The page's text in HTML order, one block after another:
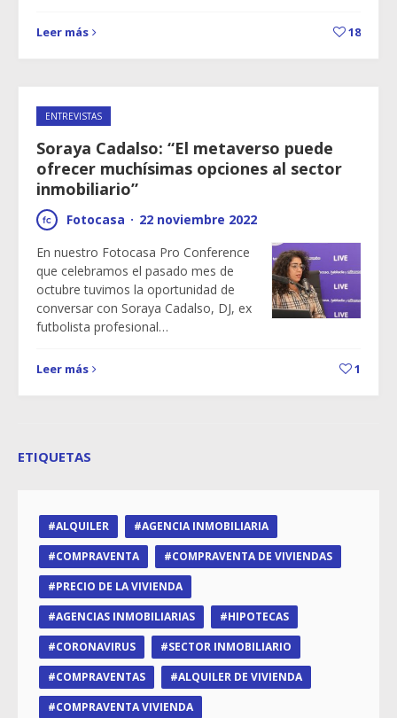
Leer más 18
ENTREVISTAS
Soraya Cadalso: “El metaverso puede
ofrecer muchísimas opciones al sector
inmobiliario”
Fotocasa · 22 noviembre 2022
En nuestro Fotocasa Pro Conference
que celebramos el pasado mes de
octubre tuvimos la oportunidad de
conversar con Soraya Cadalso, DJ, ex
futbolista profesional…
Leer más 1
ETIQUETAS
ALQUILER
AGENCIA INMOBILIARIA
COMPRAVENTA
COMPRAVENTA DE VIVIENDAS
PRECIO DE LA VIVIENDA
AGENCIAS INMOBILIARIAS
HIPOTECAS
CORONAVIRUS
SECTOR INMOBILIARIO
COMPRAVENTAS
ALQUILER DE VIVIENDA
COMPRAVENTA VIVIENDA